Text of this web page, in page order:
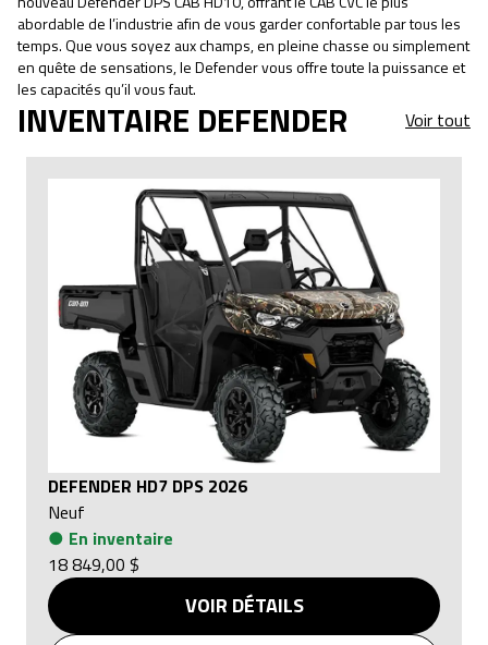
abordable de l’industrie afin de vous garder confortable par tous les
temps. Que vous soyez aux champs, en pleine chasse ou simplement
en quête de sensations, le Defender vous offre toute la puissance et
les capacités qu’il vous faut.
INVENTAIRE DEFENDER Voir tout
DEFENDER HD7 DPS 2026
Neuf
● En inventaire
18 849,00 $
VOIR DÉTAILS